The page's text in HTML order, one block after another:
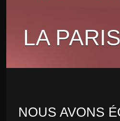
LA
NOUS AVONS